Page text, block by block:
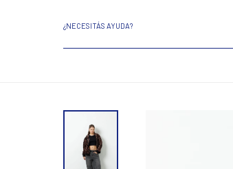
¿NECESITÁS AYUDA?